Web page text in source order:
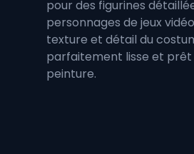
pour des figurines
personnages de jeux
texture et détail du
parfaitement lisse et prêt
peinture.